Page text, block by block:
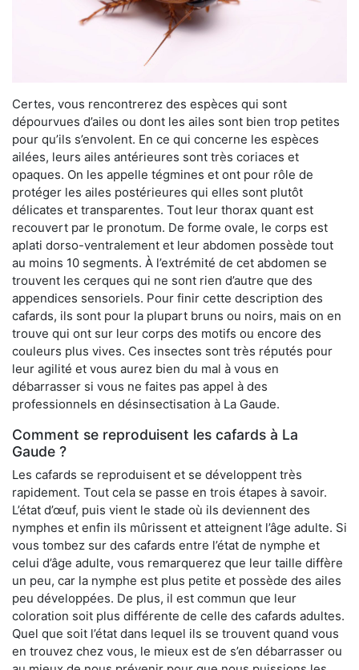
Certes, vous rencontrerez des espèces qui sont
dépourvues d’ailes ou dont les ailes sont bien trop petites
pour qu’ils s’envolent. En ce qui concerne les espèces
ailées, leurs ailes antérieures sont très coriaces et
opaques. On les appelle tégmines et ont pour rôle de
protéger les ailes postérieures qui elles sont plutôt
délicates et transparentes. Tout leur thorax quant est
recouvert par le pronotum. De forme ovale, le corps est
aplati dorso-ventralement et leur abdomen possède tout
au moins 10 segments. À l’extrémité de cet abdomen se
trouvent les cerques qui ne sont rien d’autre que des
appendices sensoriels. Pour finir cette description des
cafards, ils sont pour la plupart bruns ou noirs, mais on en
trouve qui ont sur leur corps des motifs ou encore des
couleurs plus vives. Ces insectes sont très réputés pour
leur agilité et vous aurez bien du mal à vous en
débarrasser si vous ne faites pas appel à des
professionnels en désinsectisation à La Gaude.
Comment se reproduisent les cafards à La
Gaude ?
Les cafards se reproduisent et se développent très
rapidement. Tout cela se passe en trois étapes à savoir.
L’état d’œuf, puis vient le stade où ils deviennent des
nymphes et enfin ils mûrissent et atteignent l’âge adulte. Si
vous tombez sur des cafards entre l’état de nymphe et
celui d’âge adulte, vous remarquerez que leur taille diffère
un peu, car la nymphe est plus petite et possède des ailes
peu développées. De plus, il est commun que leur
coloration soit plus différente de celle des cafards adultes.
Quel que soit l’état dans lequel ils se trouvent quand vous
en trouvez chez vous, le mieux est de s’en débarrasser ou